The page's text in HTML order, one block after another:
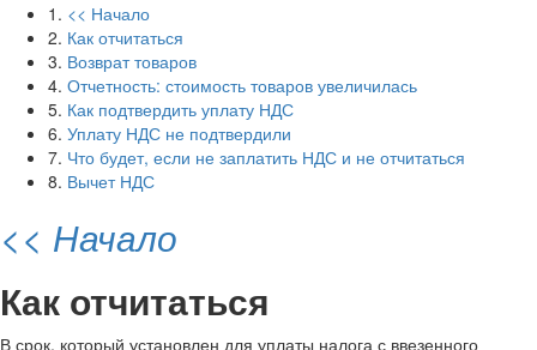
1. << Начало
2. Как отчитаться
3. Возврат товаров
4. Отчетность: стоимость товаров увеличилась
5. Как подтвердить уплату НДС
6. Уплату НДС не подтвердили
7. Что будет, если не заплатить НДС и не отчитаться
8. Вычет НДС
<< Начало
Как отчитаться
В срок, который установлен для уплаты налога с ввезенного